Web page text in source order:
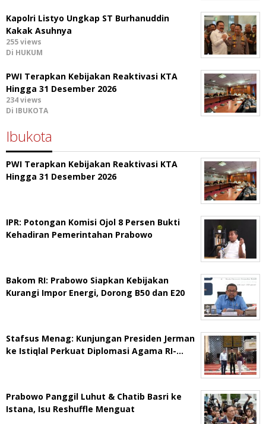
Kapolri Listyo Ungkap ST Burhanuddin
Kakak Asuhnya
255 views
Di HUKUM
PWI Terapkan Kebijakan Reaktivasi KTA
Hingga 31 Desember 2026
234 views
Di IBUKOTA
Ibukota
PWI Terapkan Kebijakan Reaktivasi KTA
Hingga 31 Desember 2026
IPR: Potongan Komisi Ojol 8 Persen Bukti
Kehadiran Pemerintahan Prabowo
Bakom RI: Prabowo Siapkan Kebijakan
Kurangi Impor Energi, Dorong B50 dan E20
Stafsus Menag: Kunjungan Presiden Jerman
ke Istiqlal Perkuat Diplomasi Agama RI-…
Prabowo Panggil Luhut & Chatib Basri ke
Istana, Isu Reshuffle Menguat